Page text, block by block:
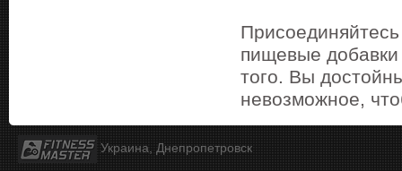
пищевые добавки
того. Вы
невозможное,
Украина, Днепропетровск